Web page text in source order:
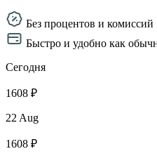
Без процентов и комиссий
Быстро и удобно как
Сегодня
1608 ₽
22 Aug
1608 ₽